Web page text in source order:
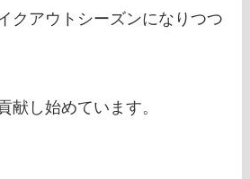
クアウトシーズンになりつつ
献し始めています。